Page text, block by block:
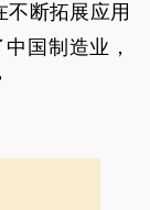
不断拓展应用
国制造业，